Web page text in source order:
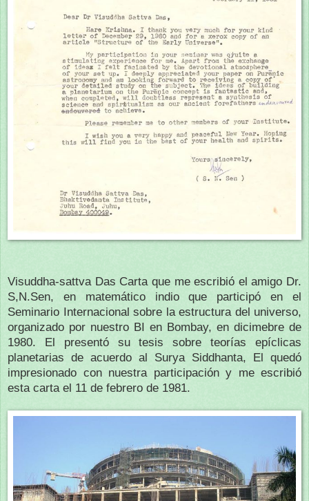
Visuddha-sattva Das Carta que me escribió el amigo Dr.
S,N.Sen, en matemático indio que participó en el
Seminario Internacional sobre la estructura del universo,
organizado por nuestro BI en Bombay, en dicimebre de
1980. El presentó su tesis sobre teorías epíclicas
planetarias de acuerdo al Surya Siddhanta, El quedó
impresionado con nuestra participación y me escribió
esta carta el 11 de febrero de 1981.